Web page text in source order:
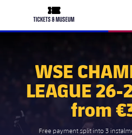
ticket-full
TICKETS & MUSEUM
plusicon
label.aria.plus
バルサアカデミー
plusicon
label.aria.plus
PLUSICON
LABEL.ARIA.PLUS
トップチーム
女子サッカー
label.aria.plus
WSE
LEAGUE 26-
from
Free payment split into 3